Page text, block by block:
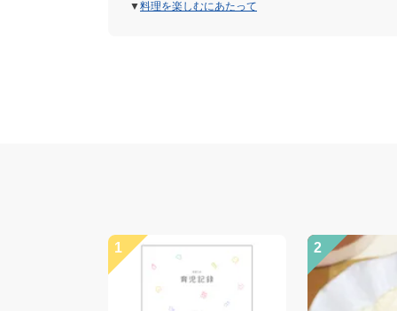
▼料理を楽しむにあたって
1 2